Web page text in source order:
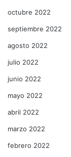
octubre 2022
septiembre 2022
agosto 2022
julio 2022
junio 2022
mayo 2022
abril 2022
marzo 2022
febrero 2022